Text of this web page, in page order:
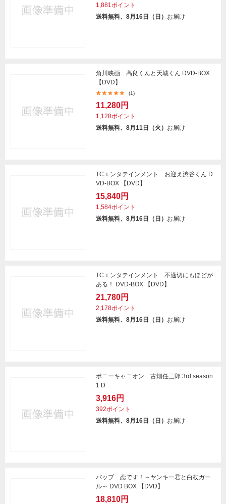
1,881ポイント
送料無料、8月16日（日） お届け
角川映画 高良くんと天城くん DVD-BOX
【DVD】
(1)
11,280円
1,128ポイント
送料無料、8月11日（火） お届け
TCエンタテインメント お迎え渋谷くん D
VD-BOX 【DVD】
15,840円
1,584ポイント
送料無料、8月16日（日） お届け
TCエンタテインメント 不適切にもほどが
ある！ DVD-BOX 【DVD】
21,780円
2,178ポイント
送料無料、8月16日（日） お届け
ポニーキャニオン 古畑任三郎 3rd season
1 D
3,916円
392ポイント
送料無料、8月16日（日） お届け
バップ 恋です！～ヤンキー君と白杖ガー
ル～ DVD BOX 【DVD】
18,810円